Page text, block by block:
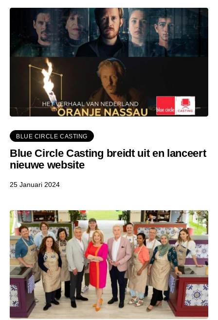
BLUE CIRCLE CASTING
Blue Circle Casting breidt uit en lanceert
nieuwe website
25 Januari 2024